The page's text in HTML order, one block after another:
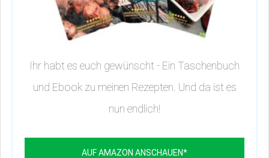
Ihr habt es euch gewünscht - Ein Taschenbuch
und Ebook zu meinen Rezepten. Und da ist es
nun endlich!
AUF AMAZON ANSCHAUEN*